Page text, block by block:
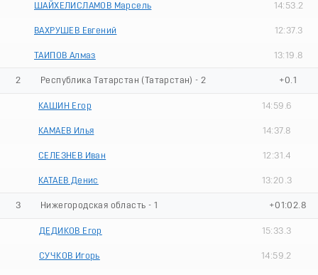
ШАЙХЕЛИСЛАМОВ Марсель 14:53.2
ВАХРУШЕВ Евгений 12:37.3
ТАИПОВ Алмаз 13:19.8
2 Республика Татарстан (Татарстан) - 2 +0.1
КАШИН Егор 14:59.6
КАМАЕВ Илья 14:37.8
СЕЛЕЗНЕВ Иван 12:31.4
КАТАЕВ Денис 13:20.3
3 Нижегородская область - 1 +01:02.8
ДЕДИКОВ Егор 15:33.3
СУЧКОВ Игорь 14:59.2